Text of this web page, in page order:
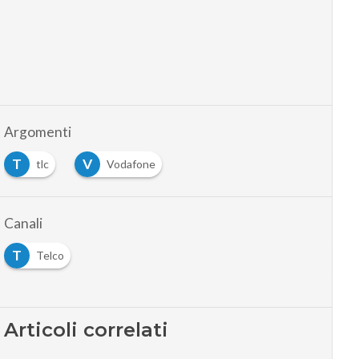
Argomenti
T
tlc V Vodafone
Canali
T
Telco
Articoli correlati